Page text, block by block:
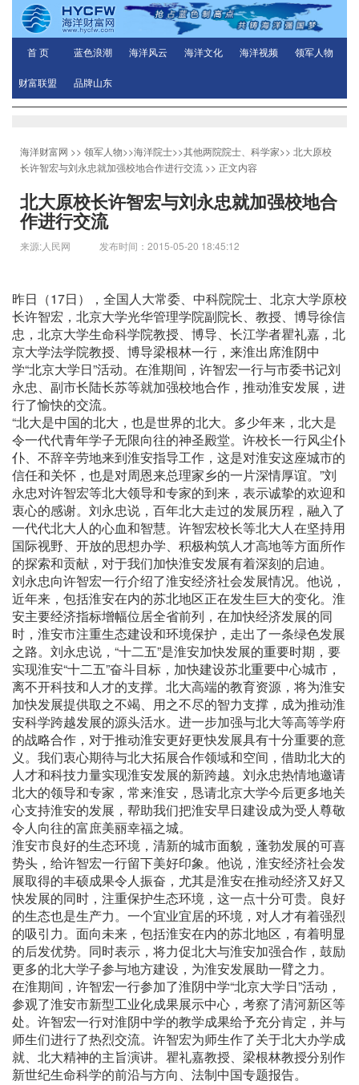
首 页 蓝色浪潮 海洋风云 海洋文化 海洋视频 领军人物
财富联盟 品牌山东
海洋财富网 >> 领军人物>>海洋院士>>其他两院院士、科学家>> 北大原校
长许智宏与刘永忠就加强校地合作进行交流 >> 正文内容
北大原校长许智宏与刘永忠就加强校地合
作进行交流
来源:人民网 发布时间：2015-05-20 18:45:12
昨日（17日），全国人大常委、中科院院士、北京大学原校
长许智宏，北京大学光华管理学院副院长、教授、博导徐信
忠，北京大学生命科学院教授、博导、长江学者瞿礼嘉，北
京大学法学院教授、博导梁根林一行，来淮出席淮阴中
学“北京大学日”活动。在淮期间，许智宏一行与市委书记刘
永忠、副市长陆长苏等就加强校地合作，推动淮安发展，进
行了愉快的交流。
“北大是中国的北大，也是世界的北大。多少年来，北大是
令一代代青年学子无限向往的神圣殿堂。许校长一行风尘仆
仆、不辞辛劳地来到淮安指导工作，这是对淮安这座城市的
信任和关怀，也是对周恩来总理家乡的一片深情厚谊。”刘
永忠对许智宏等北大领导和专家的到来，表示诚挚的欢迎和
衷心的感谢。刘永忠说，百年北大走过的发展历程，融入了
一代代北大人的心血和智慧。许智宏校长等北大人在坚持用
国际视野、开放的思想办学、积极构筑人才高地等方面所作
的探索和贡献，对于我们加快淮安发展有着深刻的启迪。
刘永忠向许智宏一行介绍了淮安经济社会发展情况。他说，
近年来，包括淮安在内的苏北地区正在发生巨大的变化。淮
安主要经济指标增幅位居全省前列，在加快经济发展的同
时，淮安市注重生态建设和环境保护，走出了一条绿色发展
之路。刘永忠说，“十二五”是淮安加快发展的重要时期，要
实现淮安“十二五”奋斗目标，加快建设苏北重要中心城市，
离不开科技和人才的支撑。北大高端的教育资源，将为淮安
加快发展提供取之不竭、用之不尽的智力支撑，成为推动淮
安科学跨越发展的源头活水。进一步加强与北大等高等学府
的战略合作，对于推动淮安更好更快发展具有十分重要的意
义。我们衷心期待与北大拓展合作领域和空间，借助北大的
人才和科技力量实现淮安发展的新跨越。刘永忠热情地邀请
北大的领导和专家，常来淮安，恳请北京大学今后更多地关
心支持淮安的发展，帮助我们把淮安早日建设成为受人尊敬
令人向往的富庶美丽幸福之城。
淮安市良好的生态环境，清新的城市面貌，蓬勃发展的可喜
势头，给许智宏一行留下美好印象。他说，淮安经济社会发
展取得的丰硕成果令人振奋，尤其是淮安在推动经济又好又
快发展的同时，注重保护生态环境，这一点十分可贵。良好
的生态也是生产力。一个宜业宜居的环境，对人才有着强烈
的吸引力。面向未来，包括淮安在内的苏北地区，有着明显
的后发优势。同时表示，将力促北大与淮安加强合作，鼓励
更多的北大学子参与地方建设，为淮安发展助一臂之力。
在淮期间，许智宏一行参加了淮阴中学“北京大学日”活动，
参观了淮安市新型工业化成果展示中心，考察了清河新区等
处。许智宏一行对淮阴中学的教学成果给予充分肯定，并与
师生们进行了热烈交流。许智宏为师生作了关于北大办学成
就、北大精神的主旨演讲。瞿礼嘉教授、梁根林教授分别作
新世纪生命科学的前沿与方向、法制中国专题报告。